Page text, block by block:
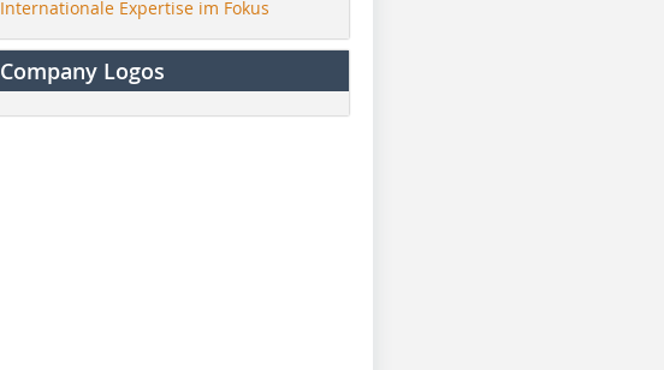
Internationale Expertise im Fokus
Company Logos